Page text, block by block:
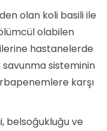
olan koli basili ile
olabilen
hastanelerde
savunma sisteminin
karşı
belsoğukluğu ve